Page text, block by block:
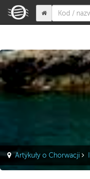
Artykuły o Chorwacji